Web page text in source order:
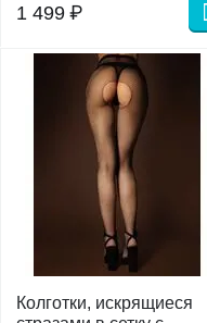
1 499 ₽
Колготки, искрящиеся